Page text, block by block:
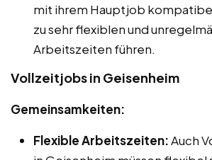
mit ihrem Hauptjob
zu sehr flexiblen und
Arbeitszeiten führen.
Vollzeitjobs in Geisenheim
Gemeinsamkeiten:
Flexible Arbeitszeiten:Auch